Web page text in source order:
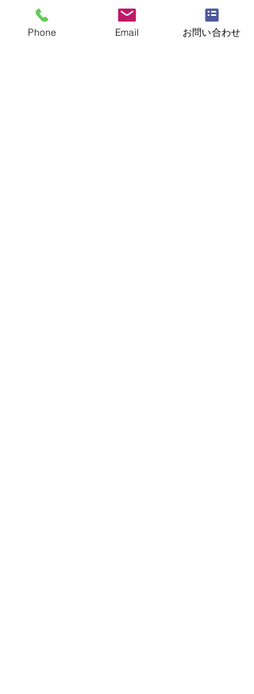
Phone Email お問い合わせ